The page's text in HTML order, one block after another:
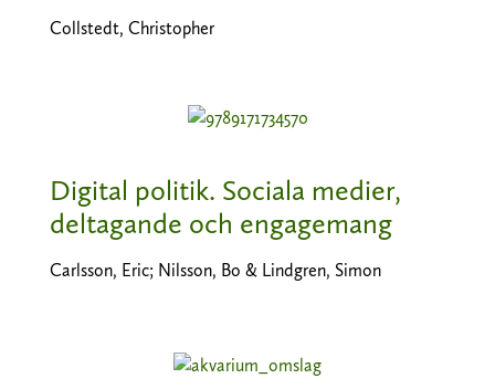
Collstedt, Christopher
Digital politik. Sociala medier,
deltagande och engagemang
Carlsson, Eric; Nilsson, Bo & Lindgren, Simon